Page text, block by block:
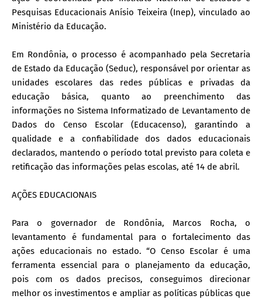
Pesquisas Educacionais Anísio Teixeira (Inep), vinculado ao
Ministério da Educação.
Em Rondônia, o processo é acompanhado pela Secretaria
de Estado da Educação (Seduc), responsável por orientar as
unidades escolares das redes públicas e privadas da
educação básica, quanto ao preenchimento das
informações no Sistema Informatizado de Levantamento de
Dados do Censo Escolar (Educacenso), garantindo a
qualidade e a confiabilidade dos dados educacionais
declarados, mantendo o período total previsto para coleta e
retificação das informações pelas escolas, até 14 de abril.
AÇÕES EDUCACIONAIS
Para o governador de Rondônia, Marcos Rocha, o
levantamento é fundamental para o fortalecimento das
ações educacionais no estado. “O Censo Escolar é uma
ferramenta essencial para o planejamento da educação,
pois com os dados precisos, conseguimos direcionar
melhor os investimentos e ampliar as políticas públicas que